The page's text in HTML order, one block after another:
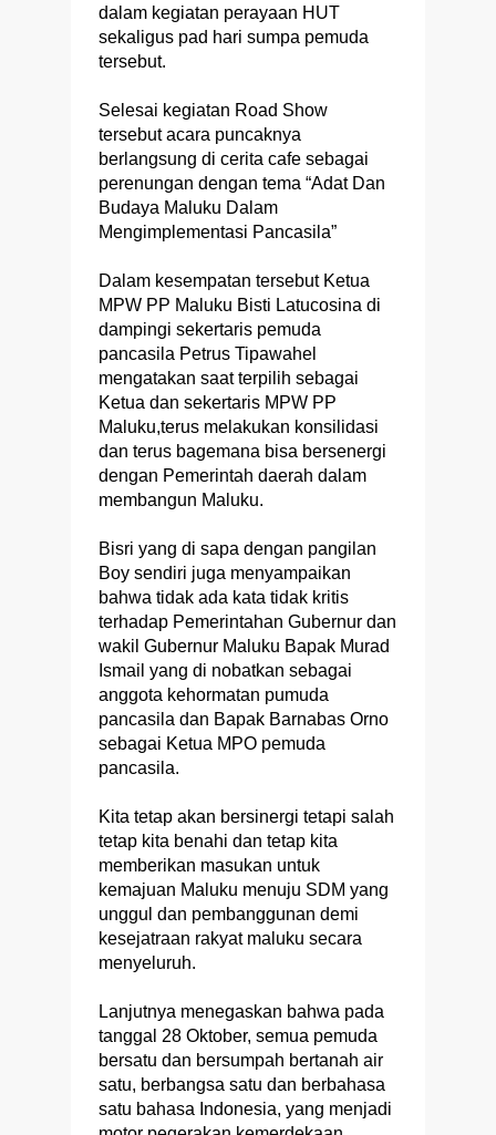
dalam kegiatan perayaan HUT
sekaligus pad hari sumpa pemuda
tersebut.
Selesai kegiatan Road Show
tersebut acara puncaknya
berlangsung di cerita cafe sebagai
perenungan dengan tema “Adat Dan
Budaya Maluku Dalam
Mengimplementasi Pancasila”
Dalam kesempatan tersebut Ketua
MPW PP Maluku Bisti Latucosina di
dampingi sekertaris pemuda
pancasila Petrus Tipawahel
mengatakan saat terpilih sebagai
Ketua dan sekertaris MPW PP
Maluku,terus melakukan konsilidasi
dan terus bagemana bisa bersenergi
dengan Pemerintah daerah dalam
membangun Maluku.
Bisri yang di sapa dengan pangilan
Boy sendiri juga menyampaikan
bahwa tidak ada kata tidak kritis
terhadap Pemerintahan Gubernur dan
wakil Gubernur Maluku Bapak Murad
Ismail yang di nobatkan sebagai
anggota kehormatan pumuda
pancasila dan Bapak Barnabas Orno
sebagai Ketua MPO pemuda
pancasila.
Kita tetap akan bersinergi tetapi salah
tetap kita benahi dan tetap kita
memberikan masukan untuk
kemajuan Maluku menuju SDM yang
unggul dan pembanggunan demi
kesejatraan rakyat maluku secara
menyeluruh.
Lanjutnya menegaskan bahwa pada
tanggal 28 Oktober, semua pemuda
bersatu dan bersumpah bertanah air
satu, berbangsa satu dan berbahasa
satu bahasa Indonesia, yang menjadi